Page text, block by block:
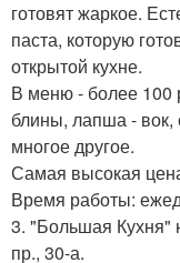
готовят жаркое.
паста, которую
открытой кухне.
В меню - более 100
блины, лапша -
многое другое.
Самая высокая
Время работы:
3. "Большая Кухня"
пр., 30-а.